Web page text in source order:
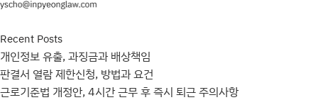
Recent Posts
개인정보 유출, 과징금과 배상책임
판결서 열람 제한신청, 방법과 요건
근로기준법 개정안, 4시간 근무 후 즉시 퇴근 주의사항